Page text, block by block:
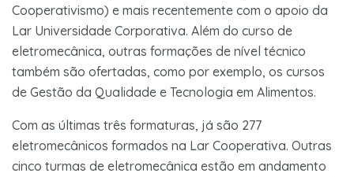
Cooperativismo) e mais recentemente com o apoio da
Lar Universidade Corporativa. Além do curso de
eletromecânica, outras formações de nível técnico
também são ofertadas, como por exemplo, os cursos
de Gestão da Qualidade e Tecnologia em Alimentos.
Com as últimas três formaturas, já são 277
eletromecânicos formados na Lar Cooperativa. Outras
cinco turmas de eletromecânica estão em andamento